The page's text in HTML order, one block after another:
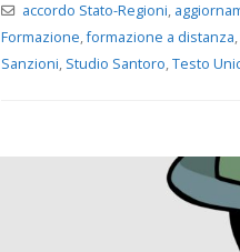
accordo Stato-Regioni,
Formazione,formazione a distanza,
Sanzioni, Studio Santoro,Testo